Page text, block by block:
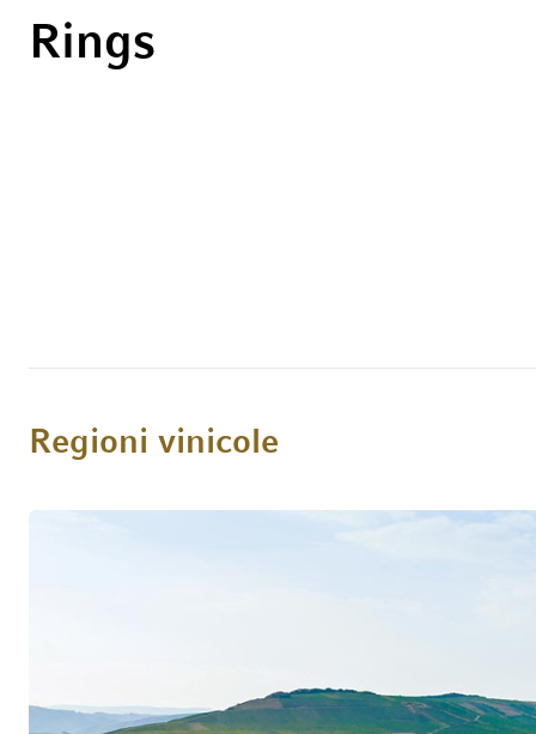
Rings
Regioni vinicole